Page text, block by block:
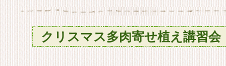
クリスマス多肉寄せ植え講習会